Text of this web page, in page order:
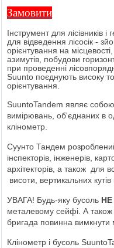
Замовити
Інструмент для лісівників
для відведення лісосік -
орієнтування на
азимутів, побудови
при проведенні
Suunto поєднують високу
орієнтування.
SuuntoTandem являє
вимірювань, об'єднаних в
клінометр.
Суунто Тандем
інспекторів, інженерів,
архітекторів, а також для
висоти, вертикальних кутів
УВАГА! Будь-яку бусоль
металевому сейфі. А також
бригада повинна вимкнути
Клінометр і бусоль